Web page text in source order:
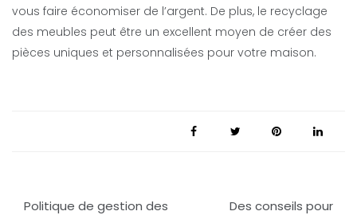
vous faire économiser de l’argent. De plus, le recyclage
des meubles peut être un excellent moyen de créer des
pièces uniques et personnalisées pour votre maison.
Navigation
Politique de gestion des
Des conseils pour